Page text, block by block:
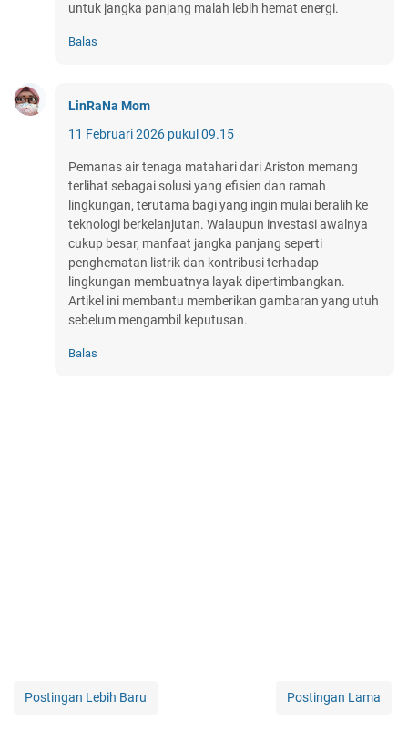
untuk jangka panjang malah lebih hemat energi.
Balas
LinRaNa Mom
11 Februari 2026 pukul 09.15
Pemanas air tenaga matahari dari Ariston memang
terlihat sebagai solusi yang efisien dan ramah
lingkungan, terutama bagi yang ingin mulai beralih ke
teknologi berkelanjutan. Walaupun investasi awalnya
cukup besar, manfaat jangka panjang seperti
penghematan listrik dan kontribusi terhadap
lingkungan membuatnya layak dipertimbangkan.
Artikel ini membantu memberikan gambaran yang utuh
sebelum mengambil keputusan.
Balas
Postingan Lebih Baru Postingan Lama